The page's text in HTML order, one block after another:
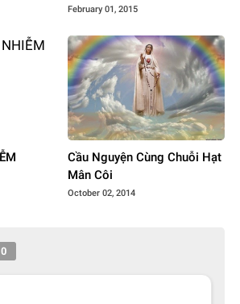
February 01, 2015
Cầu Nguyện Cùng Chuỗi Hạt
Mân Côi
October 02, 2014
0